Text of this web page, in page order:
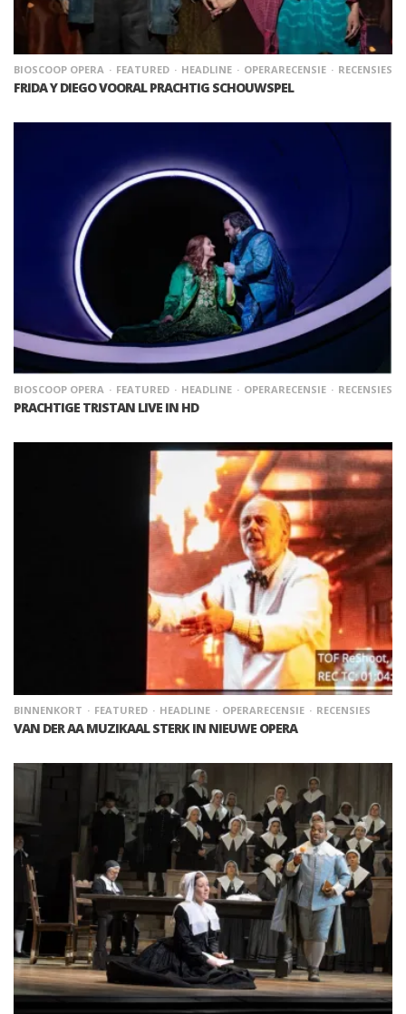
BIOSCOOP OPERA FEATURED HEADLINE OPERARECENSIE RECENSIES
FRIDA Y DIEGO VOORAL PRACHTIG SCHOUWSPEL
BIOSCOOP OPERA FEATURED HEADLINE OPERARECENSIE RECENSIES
PRACHTIGE TRISTAN LIVE IN HD
BINNENKORT FEATURED HEADLINE OPERARECENSIE RECENSIES
VAN DER AA MUZIKAAL STERK IN NIEUWE OPERA